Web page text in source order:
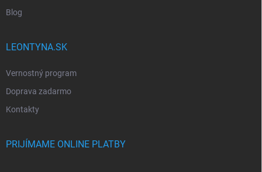
Blog
LEONTYNA.SK
Vernostný program
Doprava zadarmo
Kontakty
PRIJÍMAME ONLINE PLATBY